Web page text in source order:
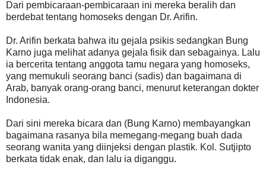
Dari pembicaraan-pembicaraan ini mereka beralih dan
berdebat tentang homoseks dengan Dr. Arifin.
Dr. Arifin berkata bahwa itu gejala psikis sedangkan Bung
Karno juga melihat adanya gejala fisik dan sebagainya. Lalu
ia bercerita tentang anggota tamu negara yang homoseks,
yang memukuli seorang banci (sadis) dan bagaimana di
Arab, banyak orang-orang banci, menurut keterangan dokter
Indonesia.
Dari sini mereka bicara dan (Bung Karno) membayangkan
bagaimana rasanya bila memegang-megang buah dada
seorang wanita yang diinjeksi dengan plastik. Kol. Sutjipto
berkata tidak enak, dan lalu ia diganggu.